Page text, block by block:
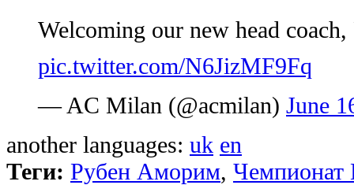
Welcoming our new head
pic.twitter.com/N6JizMF9Fq
— AC Milan (@acmilan) June
another languages: uk en
Теги: Рубен Аморим, Чемпионат